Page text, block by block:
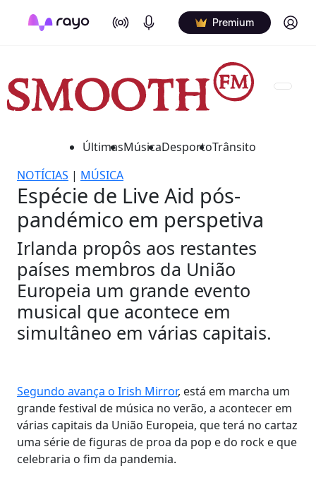
On Air Podcasts Premium Log in
ÚltimasMúsicaDesportoTrânsito
NOTÍCIAS | MÚSICA
Espécie de Live Aid pós-
pandémico em perspetiva
Irlanda propôs aos restantes
países membros da União
Europeia um grande evento
musical que acontece em
simultâneo em várias capitais.
Segundo avança o Irish Mirror, está em marcha um
grande festival de música no verão, a acontecer em
várias capitais da União Europeia, que terá no cartaz
uma série de figuras de proa da pop e do rock e que
celebraria o fim da pandemia.